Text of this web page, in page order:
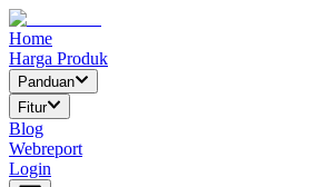
Home
Harga Produk
Panduan
Fitur
Blog
Webreport
Login